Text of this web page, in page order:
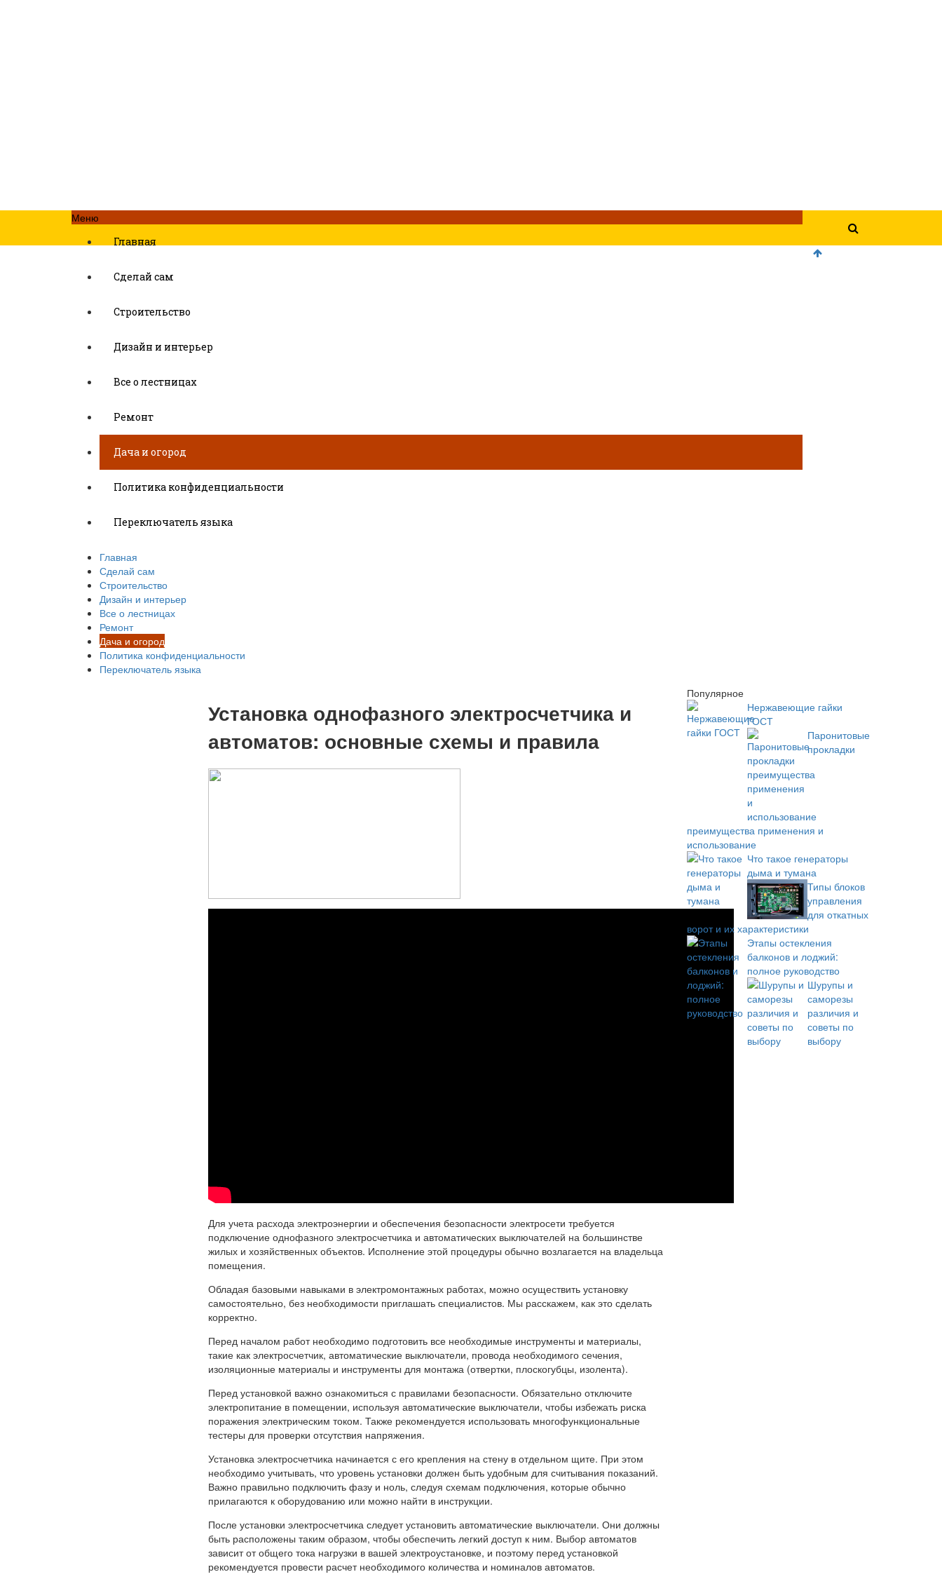
Меню
Главная
Сделай сам
Строительство
Дизайн и интерьер
Все о лестницах
Ремонт
Дача и огород
Политика конфиденциальности
Переключатель языка
Главная
Сделай сам
Строительство
Дизайн и интерьер
Все о лестницах
Ремонт
Дача и огород
Политика конфиденциальности
Переключатель языка
Установка однофазного электросчетчика и
автоматов: основные схемы и правила
Для учета расхода электроэнергии и обеспечения безопасности электросети требуется
подключение однофазного электросчетчика и автоматических выключателей на большинстве
жилых и хозяйственных объектов. Исполнение этой процедуры обычно возлагается на владельца
помещения.
Обладая базовыми навыками в электромонтажных работах, можно осуществить установку
самостоятельно, без необходимости приглашать специалистов. Мы расскажем, как это сделать
корректно.
Перед началом работ необходимо подготовить все необходимые инструменты и материалы,
такие как электросчетчик, автоматические выключатели, провода необходимого сечения,
изоляционные материалы и инструменты для монтажа (отвертки, плоскогубцы, изолента).
Перед установкой важно ознакомиться с правилами безопасности. Обязательно отключите
электропитание в помещении, используя автоматические выключатели, чтобы избежать риска
поражения электрическим током. Также рекомендуется использовать многофункциональные
тестеры для проверки отсутствия напряжения.
Установка электросчетчика начинается с его крепления на стену в отдельном щите. При этом
необходимо учитывать, что уровень установки должен быть удобным для считывания показаний.
Важно правильно подключить фазу и ноль, следуя схемам подключения, которые обычно
прилагаются к оборудованию или можно найти в инструкции.
После установки электросчетчика следует установить автоматические выключатели. Они должны
быть расположены таким образом, чтобы обеспечить легкий доступ к ним. Выбор автоматов
зависит от общего тока нагрузки в вашей электроустановке, и поэтому перед установкой
рекомендуется провести расчет необходимого количества и номиналов автоматов.
Популярное
Нержавеющие гайки
ГОСТ
Паронитовые
прокладки
преимущества применения и
использование
Что такое генераторы
дыма и тумана
Типы блоков
управления
для откатных
ворот и их характеристики
Этапы остекления
балконов и лоджий:
полное руководство
Шурупы и
саморезы
различия и
советы по
выбору